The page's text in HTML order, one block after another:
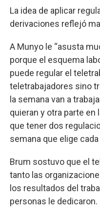
La idea de aplicar
derivaciones reflejó
A Munyo le “asusta
porque el esquema
puede regular el
teletrabajadores sino
la semana van a
quieran y otra parte en
que tener dos
semana que elige
Brum sostuvo que el
tanto las
los resultados del
personas le dedicaron.